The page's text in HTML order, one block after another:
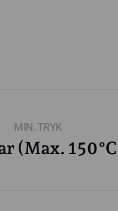
MIN. TRYK
(Max.